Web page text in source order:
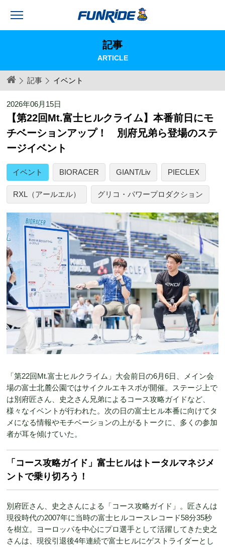
記事
ARTICLE
記事 イベント
2026年06月15日
【第22回Mt.富士ヒルクライム】本番前日にモ
チベーションアップ！ 別府兄弟ら登場のステ
ージイベント
イベント BIORACER GIANT/Liv PIECLEX
RXL（アールエル） グリコ・パワープロダクション
「第22回Mt.富士ヒルクライム」大会前日の6月6日、メイン会
場の富士北麓公園ではサイクルエキスポが開催。ステージ上で
は別府匠さん、史之さん兄弟によるコース攻略ガイドなど、
様々なイベントが行われた。次の日の富士ヒル本番に向けてタ
メになる情報やモチベーションの上がるトークに、多くの参加
者が耳を傾けていた。
「コース攻略ガイド」富士ヒルはトータルマネジメ
ントで乗り切ろう！
別府匠さん、史之さんによる「コース攻略ガイド」。匠さんは
現役時代の2007年に当時の富士ヒルコースレコード58分35秒
を樹立。ヨーロッパを中心にプロ選手として活躍してきた史之
さんは、現役引退後4年連続で富士ヒルにゲストライダーとし